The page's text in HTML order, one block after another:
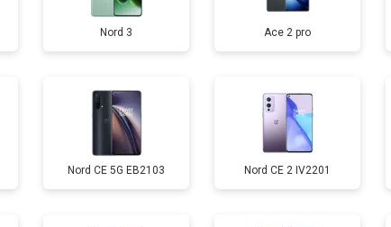
от 40 мин
от 70 мин
от 60 мин
Nord 3 Ace 2 pro
Nord CE 5G EB2103 Nord CE 2 IV2201